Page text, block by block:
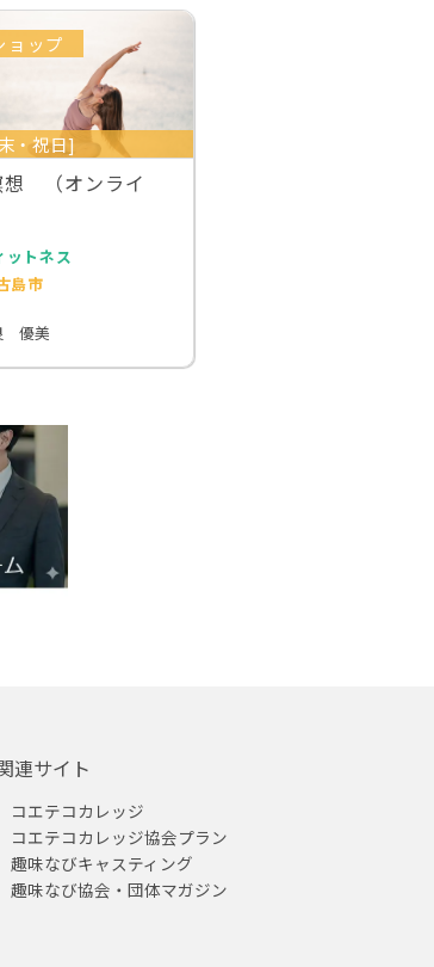
ョップ
・祝日]
想 （オンライ
ットネス
島市
優美
連サイト
コエテコカレッジ
コエテコカレッジ協会プラン
趣味なびキャスティング
趣味なび協会・団体マガジン